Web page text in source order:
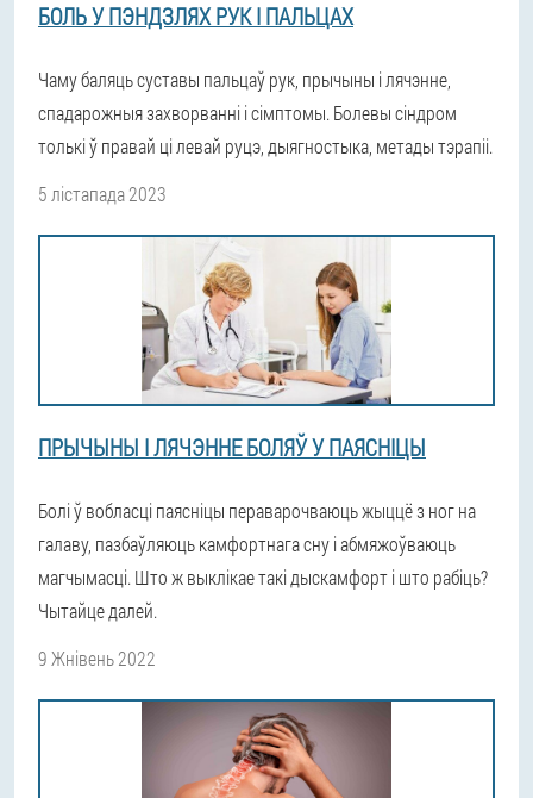
БОЛЬ У ПЭНДЗЛЯХ РУК І ПАЛЬЦАХ
Чаму баляць суставы пальцаў рук, прычыны і лячэнне,
спадарожныя захворванні і сімптомы. Болевы сіндром
толькі ў правай ці левай руцэ, дыягностыка, метады тэрапіі.
5 лістапада 2023
ПРЫЧЫНЫ І ЛЯЧЭННЕ БОЛЯЎ У ПАЯСНІЦЫ
Болі ў вобласці паясніцы пераварочваюць жыццё з ног на
галаву, пазбаўляюць камфортнага сну і абмяжоўваюць
магчымасці. Што ж выклікае такі дыскамфорт і што рабіць?
Чытайце далей.
9 Жнівень 2022